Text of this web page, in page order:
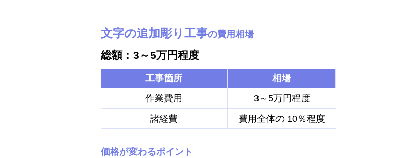
文字の追加彫り工事の費用相場
総額：3～5万円程度
工事箇所
相場
作業費用
3～5万円程度
諸経費
費用全体の 10％程度
価格が変わるポイント